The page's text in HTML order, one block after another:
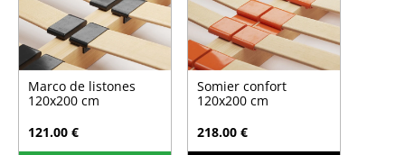
Marco de listones
120x200 cm
121.00 €
Somier confort
120x200 cm
218.00 €